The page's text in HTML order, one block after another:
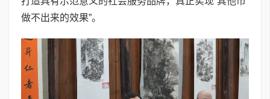
做不出来的效果”。